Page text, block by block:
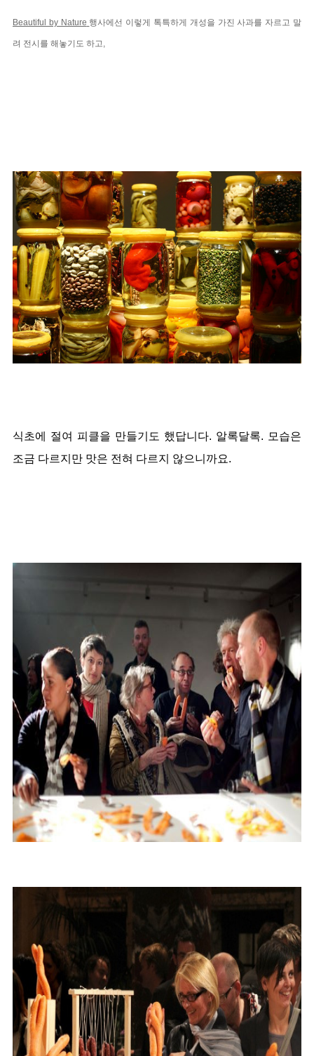
Beautiful by Nature 행사에선 이렇게 톡특하게 개성을 가진 사과를 자르고 말
려 전시를 해놓기도 하고,
식초에 절여 피클을 만들기도 했답니다. 알록달록. 모습은
조금 다르지만 맛은 전혀 다르지 않으니까요.